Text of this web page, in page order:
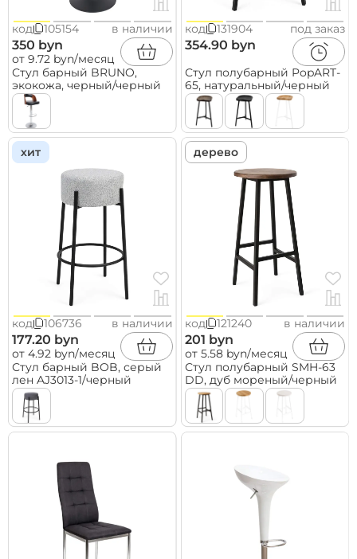
код 105154 в наличии
350 byn
от 9.72 byn/месяц
Стул барный BRUNO,
экокожа, черный/черный
код 131904 под заказ
354.90 byn
Стул полубарный PopART-
65, натуральный/черный
хит
код 106736 в наличии
177.20 byn
от 4.92 byn/месяц
Стул барный BOB, серый
лен AJ3013-1/черный
дерево
код 121240 в наличии
201 byn
от 5.58 byn/месяц
Стул полубарный SMH-63
DD, дуб мореный/черный